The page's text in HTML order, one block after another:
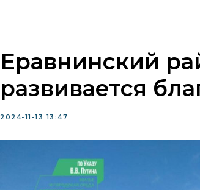
Еравнинский
развивается
2024-11-13 13:47